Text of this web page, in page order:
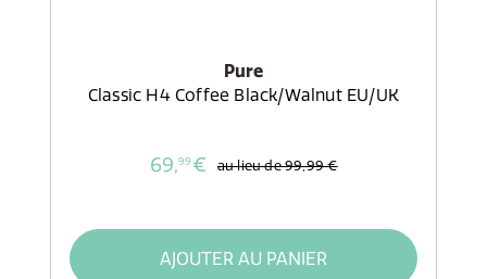
Pure
Classic H4 Coffee Black/Walnut EU/UK
69,99 € au lieu de99,99 €
AJOUTER AU PANIER